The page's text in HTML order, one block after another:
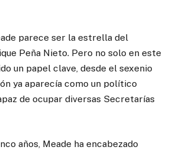
parece ser la estrella del
Peña Nieto. Pero no solo en este
un papel clave, desde el sexenio
ya aparecía como un político
de ocupar diversas Secretarías
años, Meade ha encabezado